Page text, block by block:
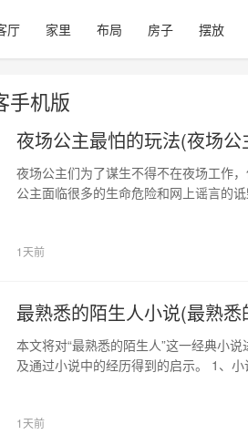
厅 家里 布局 房子 摆放
手机版
夜场公主最怕的玩法(夜场
夜场公主们为了谋生不得不在夜场工作
公主面临很多的生命危险和网上谣言的
存在较高风险，而且还有可能是一种诈骗
1天前
最熟悉的陌生人小说(最熟
本文将对“最熟悉的陌生人”这一经典小
及通过小说中的经历得到的启示。 1、
如此相互依存，但是在现代社会中，…
1天前